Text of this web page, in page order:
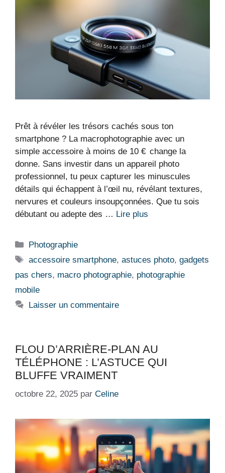
Prêt à révéler les trésors cachés sous ton
smartphone ? La macrophotographie avec un
simple accessoire à moins de 10 € change la
donne. Sans investir dans un appareil photo
professionnel, tu peux capturer les minuscules
détails qui échappent à l’œil nu, révélant textures,
nervures et couleurs insoupçonnées. Que tu sois
débutant ou adepte des … Lire plus
Catégories
Photographie
Étiquettes
accessoire smartphone,astuces photo,gadgets
pas chers, macro photographie, photographie
mobile
Laisser un commentaire
FLOU D’ARRIÈRE-PLAN AU
TÉLÉPHONE : L’ASTUCE QUI
BLUFFE VRAIMENT
octobre 22, 2025 par Celine